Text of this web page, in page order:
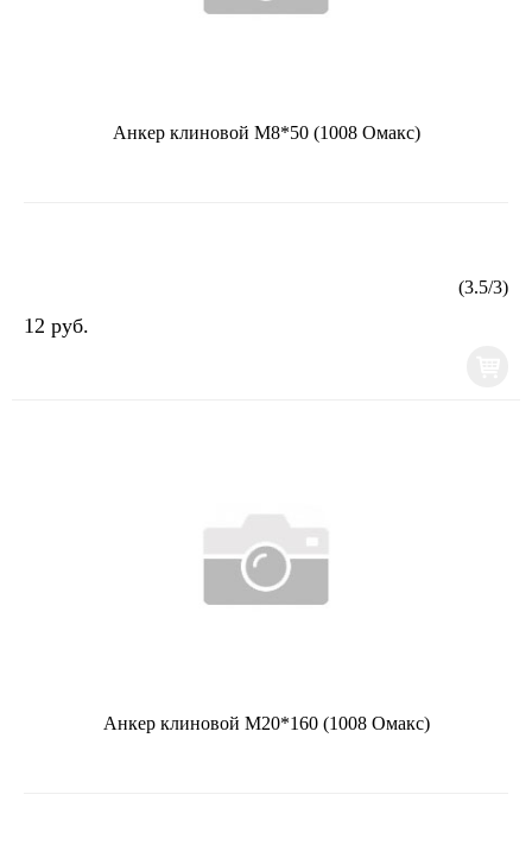
Анкер клиновой М8*50 (1008 Омакс)
(3.5/3)
12 руб.
Анкер клиновой М20*160 (1008 Омакс)